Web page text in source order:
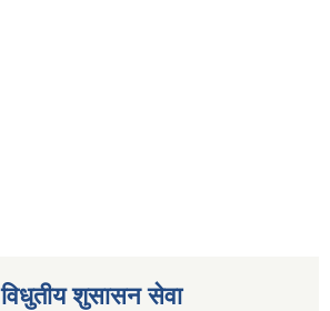
विधुतीय शुसासन सेवा